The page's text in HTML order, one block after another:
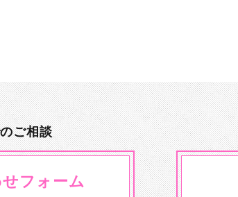
ご相談
フォーム